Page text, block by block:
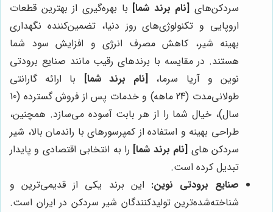
سردکن‌های [نام برند شما] با بهره‌گیری از بهترین قطعات
اروپایی و تکنولوژی‌های روز دنیا، تضمین‌کننده نگهداری
بهینه شیر، کاهش مصرف انرژی و افزایش سود شما
هستند. در مقایسه با برندهای رقیب مانند صنایع برودتی
نوین و آریا سرما،
[نام برند شما]
با ارائه گارانتی
طولانی‌مدت (24 ماهه) و خدمات پس از فروش گسترده (10
سال)، خیال شما را از هر بابت آسوده می‌سازد. همچنین،
طراحی بهینه و استفاده از کمپرسورهای با راندمان بالا، شیر
سردکن های [نام برند شما] را به انتخابی اقتصادی و پایدار
تبدیل کرده است.
صنایع برودتی نوین: این برند یکی از قدیمی‌ترین و
شناخته‌شده‌ترین تولیدکنندگان شیر سردکن در ایران است.